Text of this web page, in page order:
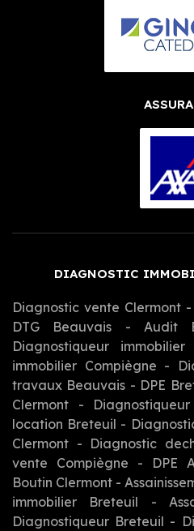
DIAGNOSTIC
Diagnostic vente Clermont-
DTG Beauvais - Audit
Diagnostiqueur immobilier
immobilier Compiègne -
travaux Beauvais - DPE
Clermont -
location Breteuil -
Clermont - Diagnostic
vente Compiègne - DPE
Boutin Clermont -
immobilier Breteuil -
Diagnostiqueur Breteuil -